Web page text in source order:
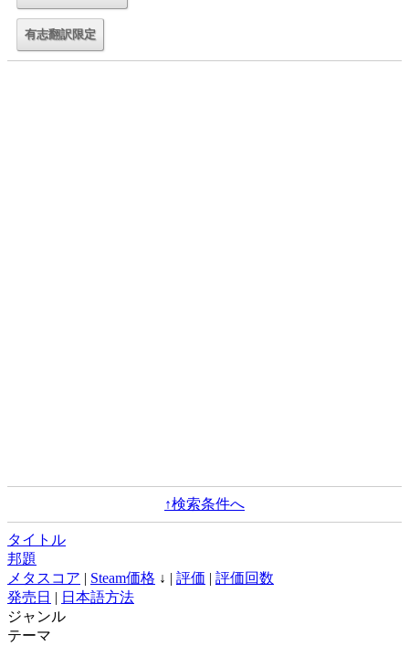
↑検索条件へ
タイトル
邦題
メタスコア | Steam価格 ↓ | 評価 | 評価回数
発売日 | 日本語方法
ジャンル
テーマ